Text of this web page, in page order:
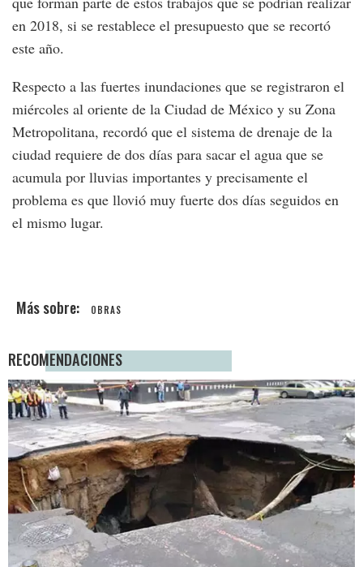
en 2018, si se restablece el presupuesto que se recortó
este año.
Respecto a las fuertes inundaciones que se registraron el
miércoles al oriente de la Ciudad de México y su Zona
Metropolitana, recordó que el sistema de drenaje de la
ciudad requiere de dos días para sacar el agua que se
acumula por lluvias importantes y precisamente el
problema es que llovió muy fuerte dos días seguidos en
el mismo lugar.
OBRAS
RECOMENDACIONES